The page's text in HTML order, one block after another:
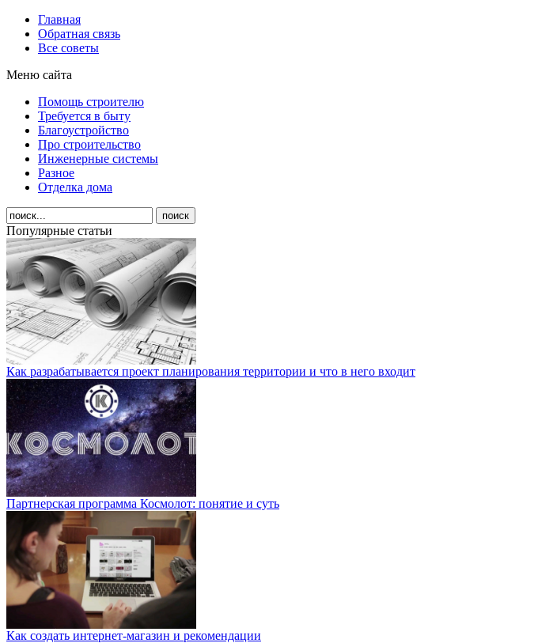
Главная
Обратная связь
Все советы
Меню сайта
Помощь строителю
Требуется в быту
Благоустройство
Про строительство
Инженерные системы
Разное
Отделка дома
Популярные статьи
Как разрабатывается проект планирования территории и что в него входит
Партнерская программа Космолот: понятие и суть
Как создать интернет-магазин и рекомендации